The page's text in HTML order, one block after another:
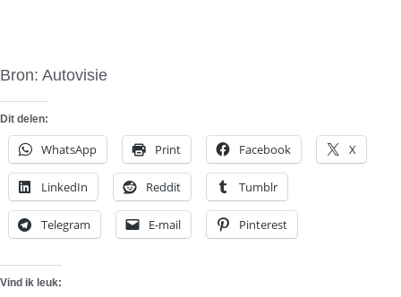
Bron: Autovisie
Dit delen:
WhatsApp Print Facebook X
LinkedIn Reddit Tumblr
Telegram E-mail Pinterest
Vind ik leuk: